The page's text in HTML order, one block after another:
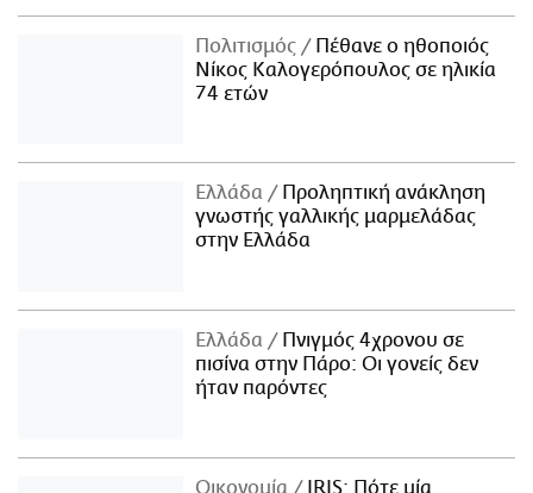
Πολιτισμός
Πέθανε ο ηθοποιός
Νίκος Καλογερόπουλος σε ηλικία
74 ετών
Ελλάδα
Προληπτική ανάκληση
γνωστής γαλλικής μαρμελάδας
στην Ελλάδα
Ελλάδα
Πνιγμός 4χρονου σε
πισίνα στην Πάρο: Οι γονείς δεν
ήταν παρόντες
Οικονομία
IRIS: Πότε μία